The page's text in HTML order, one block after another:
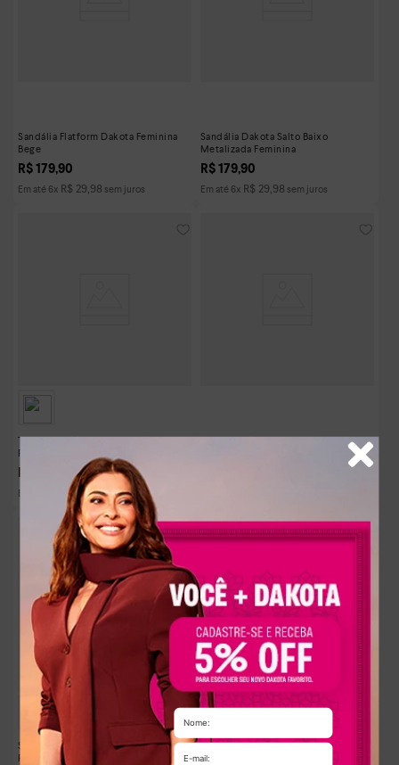
Sandália Flatform Dakota Feminina
Bege
R$ 179,90
Em até 6x R$ 29,98 sem juros
Sandália Dakota Salto Baixo
Metalizada Feminina
R$ 179,90
Em até 6x R$ 29,98 sem juros
Tamanco Dakota Anabela Feminino
Preto
Em até
R$33,98sem juros
Sandália Dakota Salto Bloco Feminina
Sandália Dakota Salto Fino Feminina
Preta
Scarpin Anabela Dakota Feminino
Preto